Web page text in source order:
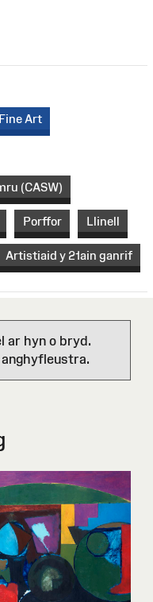
Art
(CASW)
Porffor Llinell
Artistiaid y 21ain ganrif
ar hyn o bryd.